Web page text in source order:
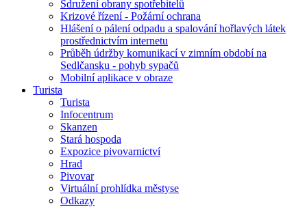
Sdružení obrany spotřebitelů
Krizové řízení - Požární ochrana
Hlášení o pálení odpadu a spalování hořlavých látek
prostřednictvím internetu
Průběh údržby komunikací v zimním období na
Sedlčansku - pohyb sypačů
Mobilní aplikace v obraze
Turista
Turista
Infocentrum
Skanzen
Stará hospoda
Expozice pivovarnictví
Hrad
Pivovar
Virtuální prohlídka městyse
Odkazy